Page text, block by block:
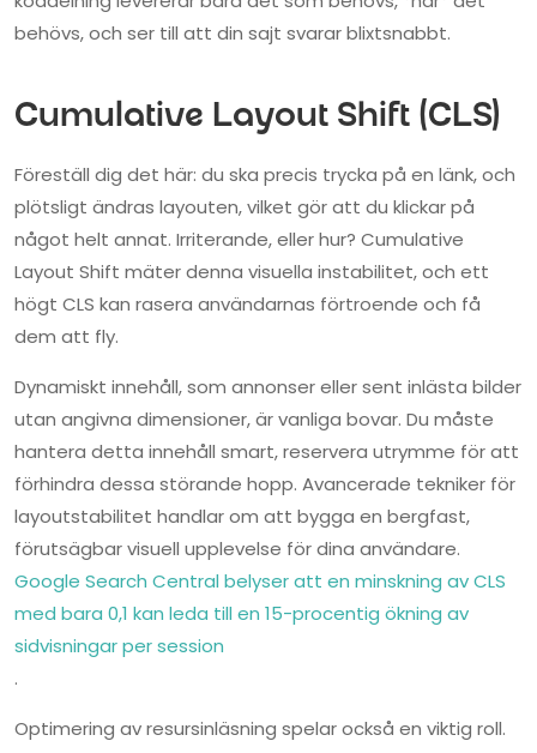
behövs, och ser till att din sajt svarar blixtsnabbt.
Cumulative Layout Shift (CLS)
Föreställ dig det här: du ska precis trycka på en länk, och
plötsligt ändras layouten, vilket gör att du klickar på
något helt annat. Irriterande, eller hur? Cumulative
Layout Shift mäter denna visuella instabilitet, och ett
högt CLS kan rasera användarnas förtroende och få
dem att fly.
Dynamiskt innehåll, som annonser eller sent inlästa bilder
utan angivna dimensioner, är vanliga bovar. Du måste
hantera detta innehåll smart, reservera utrymme för att
förhindra dessa störande hopp. Avancerade tekniker för
layoutstabilitet handlar om att bygga en bergfast,
förutsägbar visuell upplevelse för dina användare.
Google Search Central belyser att en minskning av CLS
med bara 0,1 kan leda till en 15-procentig ökning av
sidvisningar per session
.
Optimering av resursinläsning spelar också en viktig roll.